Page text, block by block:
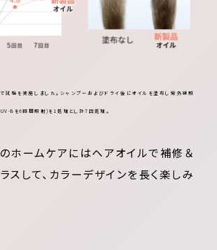
試験を実施しました。シャンプーおよびドライ後にオイルを塗布し紫外線照
Bを6時間照射)を1処理とし計7回処理。
ホームケアにはヘアオイルで補修＆
スして、カラーデザインを長く楽しみ